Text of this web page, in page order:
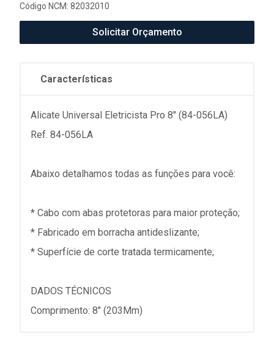
Código NCM: 82032010
Solicitar Orçamento
Características
Alicate Universal Eletricista Pro 8" (84-056LA)
Ref. 84-056LA
Abaixo detalhamos todas as funções para você:
* Cabo com abas protetoras para maior proteção;
* Fabricado em borracha antideslizante;
* Superfície de corte tratada termicamente;
DADOS TÉCNICOS
Comprimento: 8" (203Mm)